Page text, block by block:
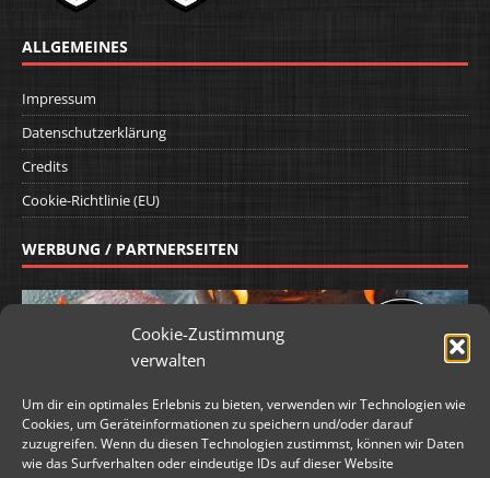
Cookie-Zustimmung
verwalten
Um dir ein optimales Erlebnis zu bieten, verwenden wir Technologien wie
Cookies, um Geräteinformationen zu speichern und/oder darauf
zuzugreifen. Wenn du diesen Technologien zustimmst, können wir Daten
wie das Surfverhalten oder eindeutige IDs auf dieser Website
ALLGEMEINES
Impressum
Datenschutzerklärung
Credits
Cookie-Richtlinie (EU)
WERBUNG / PARTNERSEITEN